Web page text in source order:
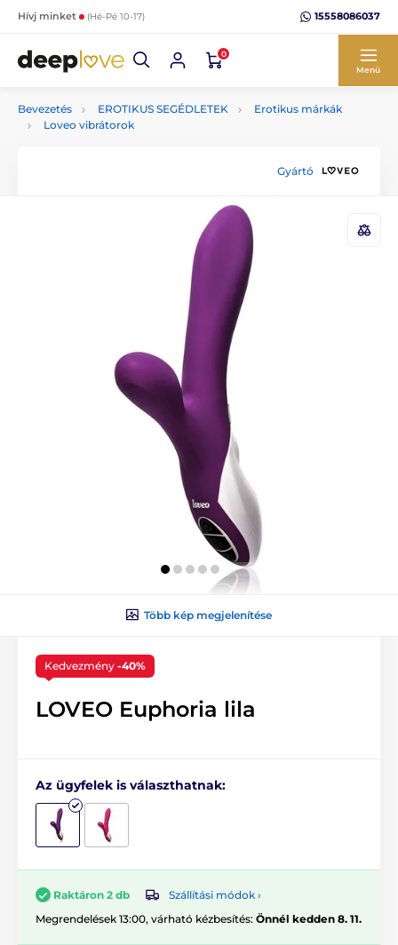
Hívj minket (Hé-Pé 10-17) 15558086037
0
Menü
Bevezetés EROTIKUS SEGÉDLETEK
Erotikus márkák
Loveo vibrátorok
Gyártó
Több kép megjelenítése
Kedvezmény -40%
LOVEO Euphoria lila
Az ügyfelek is választhatnak:
Raktáron 2 db
Szállítási módok ›
Megrendelések 13:00, várható kézbesítés: Önnél kedden 8. 11.